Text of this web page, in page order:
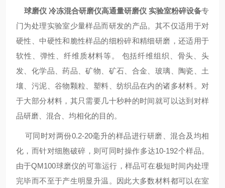
球磨仪 冷冻混合研磨仪高通量研磨仪 实验室粉碎设备专
门为处理实验室少量样品而研发的产品。其不仅适用于对
硬性、中硬性和脆性样品的细粉碎和精细研磨，还适用于
软性、弹性、纤维质材料等。 包括纤维组织、骨头、头
发、化学品、药品、矿物、矿石、合金、玻璃、陶瓷、土
壤、污泥、谷物颗粒、塑料、纺织品在内的诸多材料。对
于大部分材料，其只需要几十秒种的时间就可以达到对样
品研磨、混合、均相化的目的。
可同时对两份0.2-20毫升的样品进行研磨、混合及均相
化，而针对细胞破碎，则可同时操作多达10-192个样品。
由于QM100球磨仪的可靠运行，样品可在极短时间内处理
完毕而不至于产生明显升温。因此大多数材料都可以在室